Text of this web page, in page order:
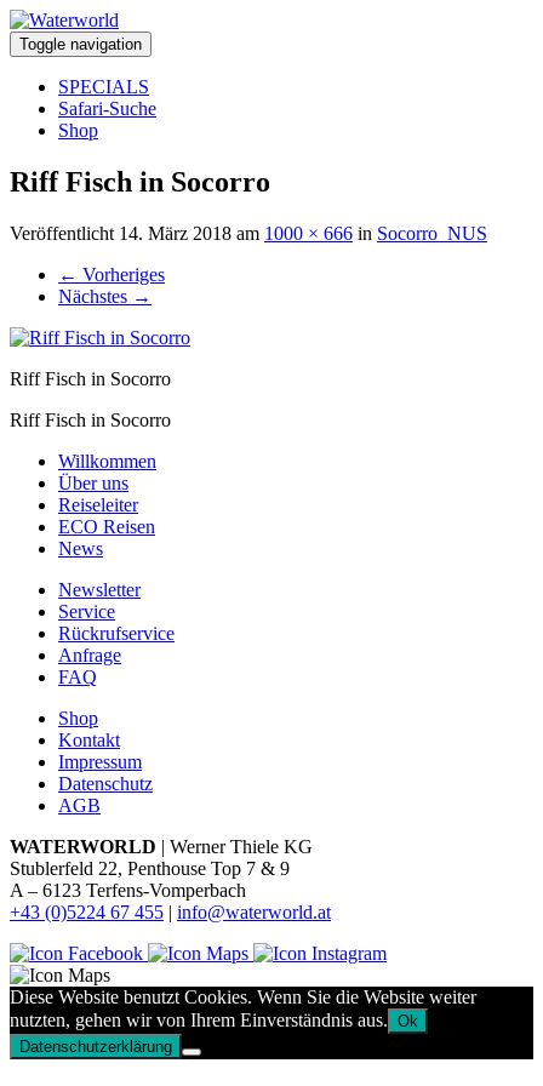
Toggle navigation
SPECIALS
Safari-Suche
Shop
Riff Fisch in Socorro
Veröffentlicht 14. März 2018 am 1000 × 666 in Socorro_NUS
← Vorheriges
Nächstes →
Riff Fisch in Socorro
Riff Fisch in Socorro
Willkommen
Über uns
Reiseleiter
ECO Reisen
News
Newsletter
Service
Rückrufservice
Anfrage
FAQ
Shop
Kontakt
Impressum
Datenschutz
AGB
WATERWORLD | Werner Thiele KG
Stublerfeld 22, Penthouse Top 7 & 9
A – 6123 Terfens-Vomperbach
+43 (0)5224 67 455 | info@waterworld.at
Diese Website benutzt Cookies. Wenn Sie die Website weiter
nutzten, gehen wir von Ihrem Einverständnis aus. Ok
Datenschutzerklärung